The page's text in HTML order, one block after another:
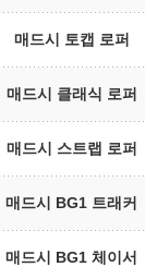
매드시 토캡 로퍼
매드시 클래식 로퍼
매드시 스트랩 로퍼
매드시 BG1 트래커
매드시 BG1 체이서